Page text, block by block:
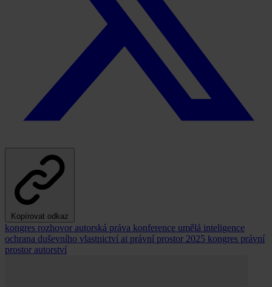
Kopírovat odkaz
kongres rozhovor autorská práva konference umělá inteligence
ochrana duševního vlastnictví ai právní prostor 2025 kongres právní
prostor autorství